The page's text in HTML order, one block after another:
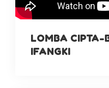
LOMBA CIPTA-
IFANGKI